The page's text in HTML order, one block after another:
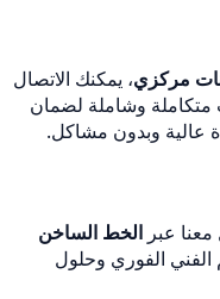
مركزي، يمكنك الاتصال
وشاملة لضمان
عالية وبدون مشاكل.
عبر الخط الساخن
الفوري وحلول